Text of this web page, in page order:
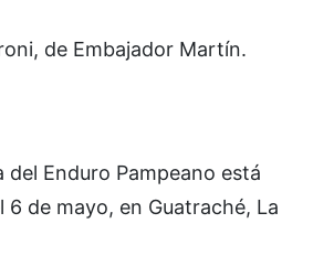
de Embajador Martín.
del Enduro Pampeano está
6 de mayo, en Guatraché, La